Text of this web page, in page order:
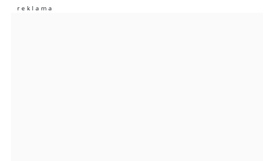
Imię (Wymagane)